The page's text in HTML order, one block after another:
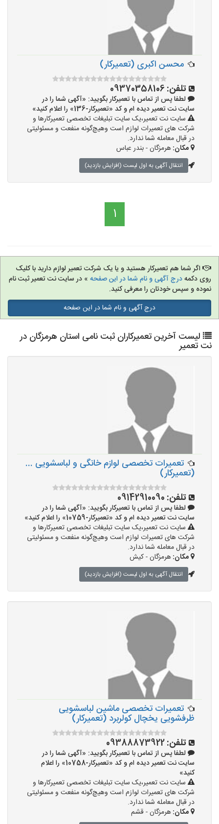
محسن اکبری (تعمیرکار)
تلفن: 09370358106
لطفا پس از تماس با تعمیرکار بگویید: «آگهی شما را در
سایت نت تعمیر دیده ام و کد «تعمیرکار-136» را اعلام کنید»
سایت نت تعمیر،یک سایت تبلیغات تخصصی تعمیرکارها و
شرکت های تعمیرات لوازم است وهیچ‌گونه منفعت و مسئولیتی
در قبال معامله شما ندارد.
مکان:هرمزگان - بندر عباس
انتقال آگهی به اول لیست (افزایش بازدید)
1
اگر شما هم تعمیرکار هستید و یا یک شرکت تعمیر لوازم دارید با کلیک
روی دکمهدرج آگهی و نام شما در این صفحه » در سایت نت تعمیر ثبت نام
نموده و سپس خودتان را معرفی کنید.
درج آگهی و نام شما در این صفحه
لیست آخرین تعمیرکاران ثبت نامی استان هرمزگان در
نت تعمیر
تعمیرات تخصصی لوازم خانگی و لباسشویی ...
(تعمیرکار)
تلفن: 09142910090
لطفا پس از تماس با تعمیرکار بگویید: «آگهی شما را در
سایت نت تعمیر دیده ام و کد «تعمیرکار-10759» را اعلام کنید»
سایت نت تعمیر،یک سایت تبلیغات تخصصی تعمیرکارها و
شرکت های تعمیرات لوازم است وهیچ‌گونه منفعت و مسئولیتی
در قبال معامله شما ندارد.
مکان:هرمزگان - کیش
انتقال آگهی به اول لیست (افزایش بازدید)
تعمیرات تخصصی ماشین لباسشویی
ظرفشویی یخچال کولربرد (تعمیرکار)
تلفن:09388873922
لطفا پس از تماس با تعمیرکار بگویید: «آگهی شما را در
سایت نت تعمیر دیده ام و کد «تعمیرکار-10758» را اعلام
کنید»
سایت نت تعمیر،یک سایت تبلیغات تخصصی تعمیرکارها و
شرکت های تعمیرات لوازم است وهیچ‌گونه منفعت و مسئولیتی
در قبال معامله شما ندارد.
مکان:هرمزگان - قشم